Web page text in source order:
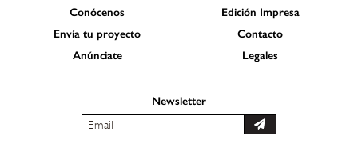
Conócenos
Edición Impresa
Envía tu proyecto
Contacto
Anúnciate
Legales
Newsletter